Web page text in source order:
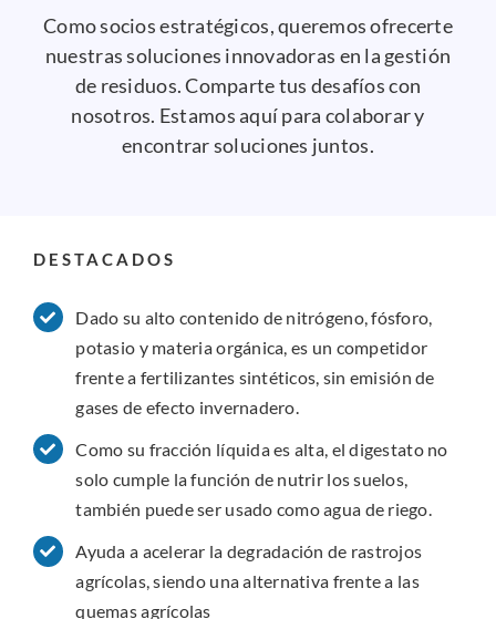
Como socios estratégicos, queremos ofrecerte
nuestras soluciones innovadoras en la gestión
de residuos. Comparte tus desafíos con
nosotros. Estamos aquí para colaborar y
encontrar soluciones juntos.
DESTACADOS
Dado su alto contenido de nitrógeno, fósforo,
potasio y materia orgánica, es un competidor
frente a fertilizantes sintéticos, sin emisión de
gases de efecto invernadero.
Como su fracción líquida es alta, el digestato no
solo cumple la función de nutrir los suelos,
también puede ser usado como agua de riego.
Ayuda a acelerar la degradación de rastrojos
agrícolas, siendo una alternativa frente a las
quemas agrícolas